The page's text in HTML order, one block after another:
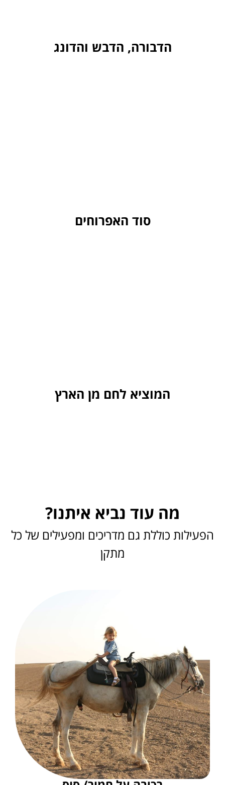
הדבורה, הדבש והדונג
סוד האפרוחים
המוציא לחם מן הארץ
מה עוד נביא איתנו?
הפעילות כוללת גם מדריכים ומפעילים של כל
מתקן